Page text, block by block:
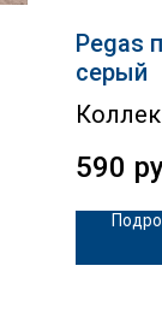
Pegas
серый
590